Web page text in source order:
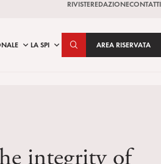
RIVISTEREDAZIONECONTATTI
LA SPI AREA RISERVATA
integrity of